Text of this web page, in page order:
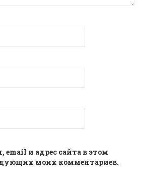
и адрес сайта в этом
моих комментариев.